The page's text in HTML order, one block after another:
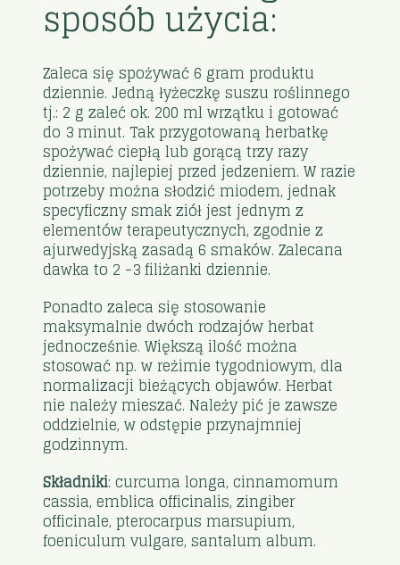
sposób użycia:
Zaleca się spożywać 6 gram produktu
dziennie. Jedną łyżeczkę suszu roślinnego
tj.: 2 g zaleć ok. 200 ml wrzątku i gotować
do 3 minut. Tak przygotowaną herbatkę
spożywać ciepłą lub gorącą trzy razy
dziennie, najlepiej przed jedzeniem. W razie
potrzeby można słodzić miodem, jednak
specyficzny smak ziół jest jednym z
elementów terapeutycznych, zgodnie z
ajurwedyjską zasadą 6 smaków. Zalecana
dawka to 2 -3 filiżanki dziennie.
Ponadto zaleca się stosowanie
maksymalnie dwóch rodzajów herbat
jednocześnie. Większą ilość można
stosować np. w reżimie tygodniowym, dla
normalizacji bieżących objawów. Herbat
nie należy mieszać. Należy pić je zawsze
oddzielnie, w odstępie przynajmniej
godzinnym.
Składniki: curcuma longa, cinnamomum
cassia, emblica officinalis, zingiber
officinale, pterocarpus marsupium,
foeniculum vulgare, santalum album.